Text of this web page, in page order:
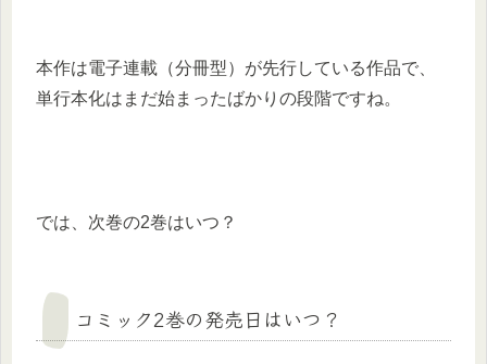
本作は電子連載（分冊型）が先行している作品で、
単行本化はまだ始まったばかりの段階ですね。
では、次巻の2巻はいつ？
コミック2巻の発売日はいつ？